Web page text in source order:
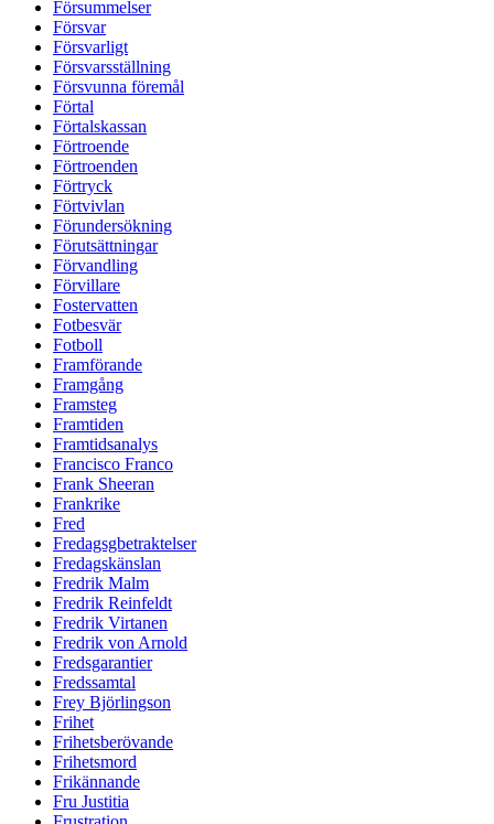
Försummelser
Försvar
Försvarligt
Försvarsställning
Försvunna föremål
Förtal
Förtalskassan
Förtroende
Förtroenden
Förtryck
Förtvivlan
Förundersökning
Förutsättningar
Förvandling
Förvillare
Fostervatten
Fotbesvär
Fotboll
Framförande
Framgång
Framsteg
Framtiden
Framtidsanalys
Francisco Franco
Frank Sheeran
Frankrike
Fred
Fredagsgbetraktelser
Fredagskänslan
Fredrik Malm
Fredrik Reinfeldt
Fredrik Virtanen
Fredrik von Arnold
Fredsgarantier
Fredssamtal
Frey Björlingson
Frihet
Frihetsberövande
Frihetsmord
Frikännande
Fru Justitia